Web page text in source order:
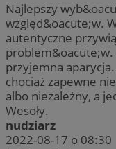
Najlepszy
względ&oacute;w.
autentyczne
problem&oacute;w.
przyjemna
chociaż zapewne
albo niezależny, a
Wesoły.
nudziarz
2022-08-17 o 08:30